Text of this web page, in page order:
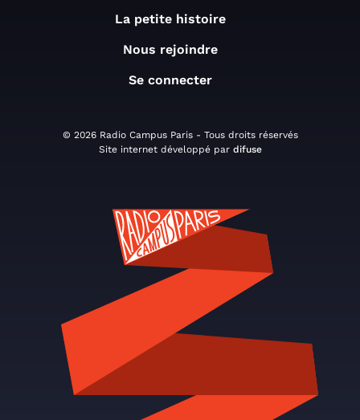
La petite histoire
Nous rejoindre
Se connecter
© 2026 Radio Campus Paris - Tous droits réservés
Site internet développé par difuse